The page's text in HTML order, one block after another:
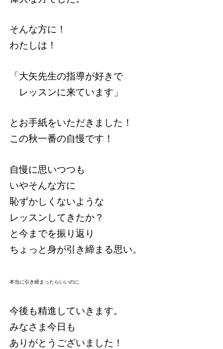
そんな方に！
わたしは！
「大矢先生の指導が好きで
レッスンに来ています」
とお手紙をいただきました！
この秋一番の自慢です！
自慢に思いつつも
いやそんな方に
恥ずかしくないような
レッスンしてきたか？
と今までを振り返り
ちょっと身が引き締まる思い。
本当に引き締まったらいいのに
今後も精進していきます。
みなさま今日も
ありがとうございました！